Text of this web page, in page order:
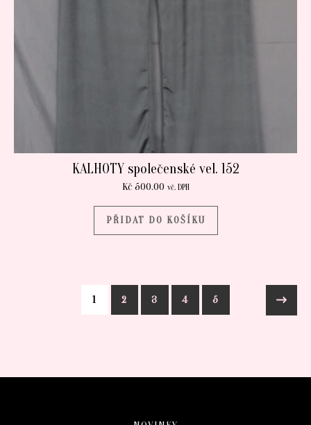
KALHOTY společenské vel. 152
Kč500.00 vč. DPH
PŘIDAT DO KOŠÍKU
1 2 3 4 5